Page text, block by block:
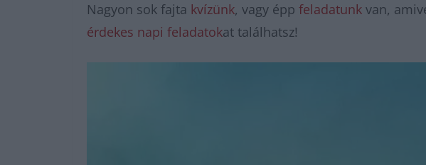
Nagyon sok fajta kvízünk, vagy épp feladatunk van,
érdekes napi feladatokat találhatsz!